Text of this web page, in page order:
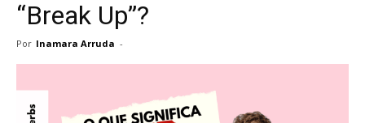
“Break Up”?
Por Inamara Arruda -